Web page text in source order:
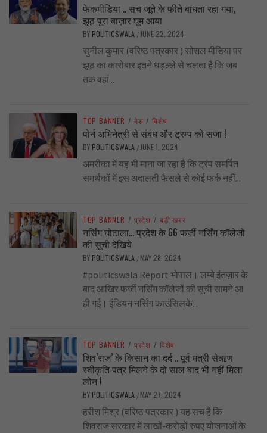
फेकमीडिया .. सच जूते के फीते बांधता रहा गया,
झूठ पूरा बाज़ार घूम आया
BY POLITICSWALA / JUNE 22, 2024
सुनील कुमार (वरिष्ठ पत्रकार ) सोशल मीडिया पर
झूठ का कारोबार इतने धड़ल्ले से चलता है कि जब
तक वहां...
TOP BANNER / देश / विशेष
पोर्न अभिनेत्री से संबंध और ट्रम्प को सजा !
BY POLITICSWALA / JUNE 1, 2024
अमरीका में यह भी माना जा रहा है कि ट्रंप समर्पित
समर्थकों में इस अदालती फैसले से कोई फर्क नहीं...
TOP BANNER / प्रदेश / बड़ी खबर
नर्सिंग घोटाला… प्रदेश के 66 फर्जी नर्सिंग कॉलेजों
की सूची देखिये
BY POLITICSWALA / MAY 28, 2024
#politicswala Report भोपाल। लम्बे इंतज़ार के
बाद आखिर फर्जी नर्सिंग कॉलेजों की सूची सामने आ
ही गई। इंडियन नर्सिंग काउंसिलके...
TOP BANNER / प्रदेश / विशेष
शिव’राज’ के किसान का दर्द .. पूर्व मंत्री सेऋण
स्वीकृति पत्र मिलने के दो साल बाद भी नहीं मिला
लोन !
BY POLITICSWALA / MAY 27, 2024
हरीश मिश्र (वरिष्ठ पत्रकार ) यह सच है कि
शिवराज सरकार में लाखों-करोड़ों रुपए योजनाओं के